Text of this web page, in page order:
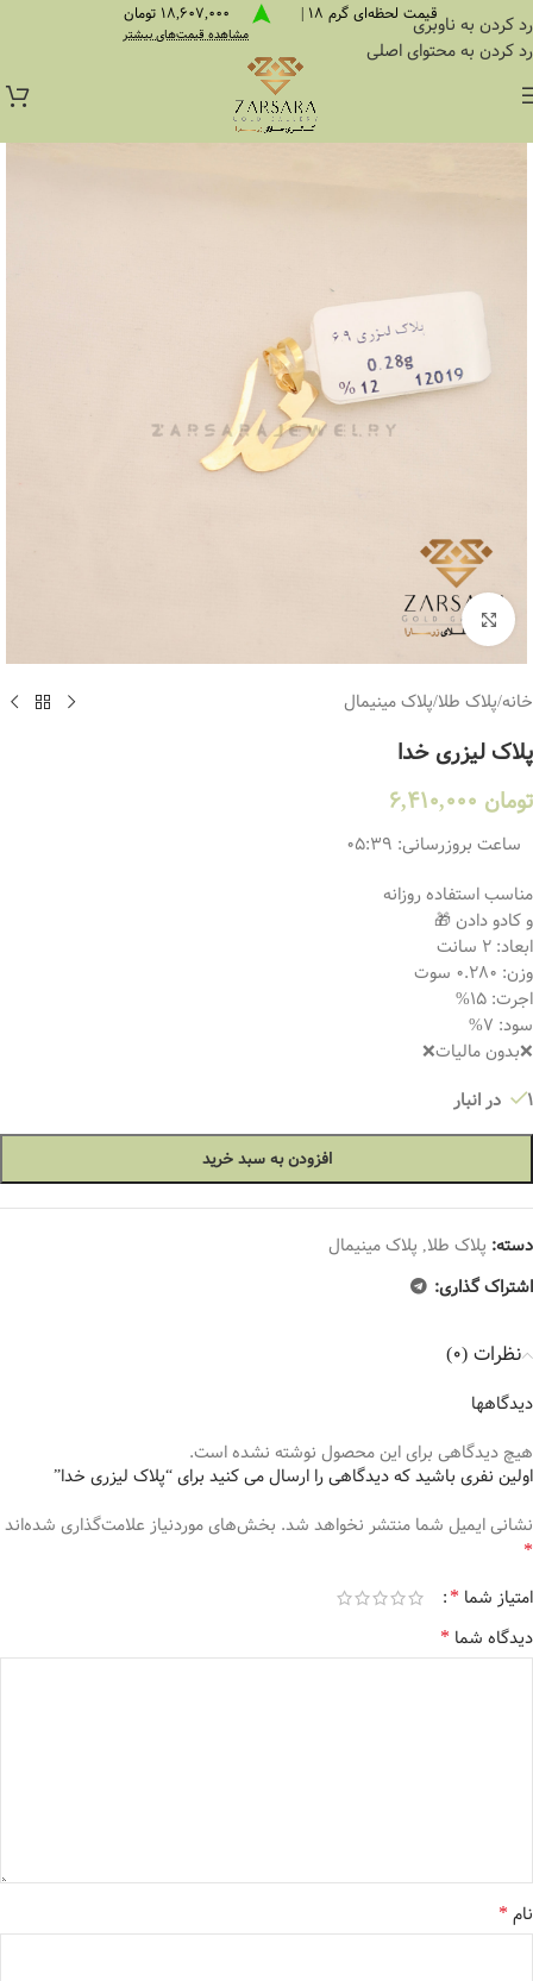
رد کردن به ناوبری
رد کردن به محتوای اصلی
قیمت لحظه‌ای گرم 18 | 18,607,000 تومان
مشاهده قیمت‌های بیشتر
بزرگنمایی تصویر
خانه/پلاک طلا/پلاک مینیمال
پلاک لیزری خدا
تومان
ساعت بروزرسانی: 05:39
مناسب استفاده روزانه
و کادو دادن 🎁
ابعاد: 2 سانت
وزن: 0.280 سوت
اجرت: 15%
سود: 7%
❌بدون مالیات❌
1 در انبار
افزودن به سبد خرید
دسته: پلاک طلا, پلاک مینیمال
اشتراک گذاری:
نظرات (0)
دیدگاهها
هیچ دیدگاهی برای این محصول نوشته نشده است.
اولین نفری باشید که دیدگاهی را ارسال می کنید برای “پلاک لیزری خدا”
نشانی ایمیل شما منتشر نخواهد شد. بخش‌های موردنیاز علامت‌گذاری شده‌اند
*
امتیاز شما *
دیدگاه شما *
نام *